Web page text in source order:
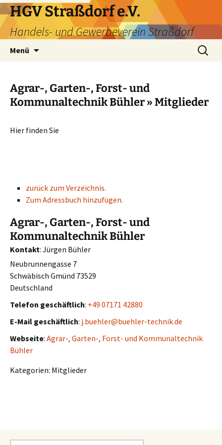
HGV Straßdorf e.V.
Handels- und Gewerbeverein Straßdorf
Menü
Agrar-, Garten-, Forst- und
Kommunaltechnik Bühler » Mitglieder
Hier finden Sie
zurück zum Verzeichnis.
Zum Adressbuch hinzufügen.
Agrar-, Garten-, Forst- und
Kommunaltechnik Bühler
Kontakt: Jürgen Bühler
Neubrunnengasse 7
Schwäbisch Gmünd 73529
Deutschland
Telefon geschäftlich: +49 07171 42880
E-Mail geschäftlich: j.buehler@buehler-technik.de
Webseite: Agrar-, Garten-, Forst- und Kommunaltechnik
Bühler
Kategorien: Mitglieder